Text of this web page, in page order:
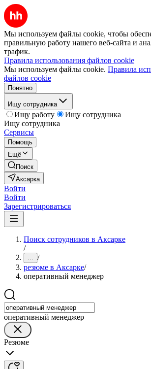
Мы используем файлы cookie, чтобы
правильную работу нашего веб-сайта и
трафик.
Правила использования файлов cookie
Мы используем файлы cookie. Правила
файлов cookie
Понятно
Ищу сотрудника
Ищу работу
Ищу сотрудника
Ищу сотрудника
Сервисы
Помощь
Ещё
Поиск
Аксарка
Войти
Войти
Зарегистрироваться
Поиск сотрудников в Аксарке
/
... /
резюме в Аксарке/
оперативный менеджер
оперативный менеджер
Резюме